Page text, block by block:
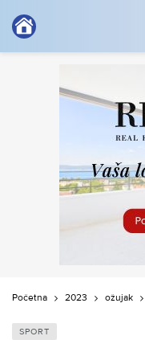
Početna 2023 ožujak
SPORT